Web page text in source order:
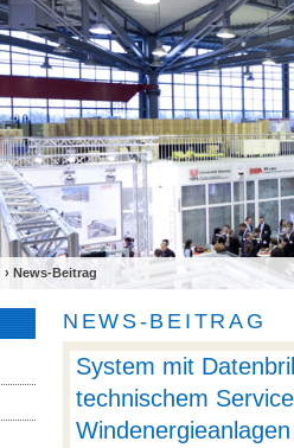
› News-Beitrag
NEWS-BEITRAG
System mit
technischem